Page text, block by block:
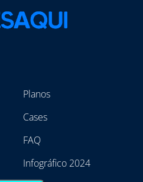
Planos
Cases
FAQ
Infográfico 2024